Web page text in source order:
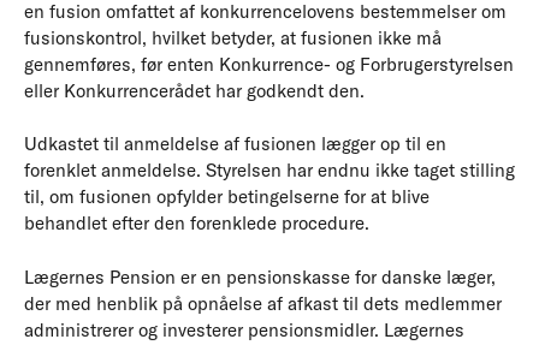
en fusion omfattet af konkurrencelovens bestemmelser om
fusionskontrol, hvilket betyder, at fusionen ikke må
gennemføres, før enten Konkurrence- og Forbrugerstyrelsen
eller Konkurrencerådet har godkendt den.
Udkastet til anmeldelse af fusionen lægger op til en
forenklet anmeldelse. Styrelsen har endnu ikke taget stilling
til, om fusionen opfylder betingelserne for at blive
behandlet efter den forenklede procedure.
Lægernes Pension er en pensionskasse for danske læger,
der med henblik på opnåelse af afkast til dets medlemmer
administrerer og investerer pensionsmidler. Lægernes